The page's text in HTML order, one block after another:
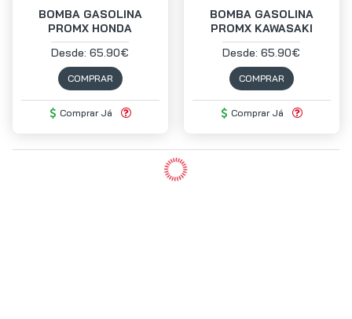
BOMBA GASOLINA
PROMX HONDA
Desde: 65.90€
COMPRAR
Comprar Já
BOMBA GASOLINA
PROMX KAWASAKI
Desde: 65.90€
COMPRAR
Comprar Já